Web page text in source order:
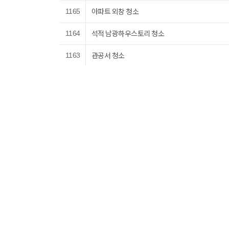
1165 아파트 외창 청소
1164 석적 남광하우스토리 청소
1163 관공서 청소